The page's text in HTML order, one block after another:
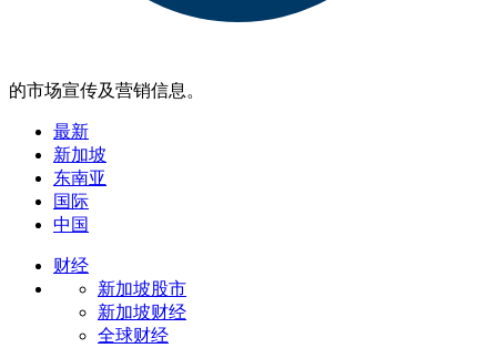
的市场宣传及营销信息。
最新
新加坡
东南亚
国际
中国
财经
新加坡股市
新加坡财经
全球财经